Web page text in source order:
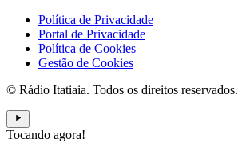
Política de Privacidade
Portal de Privacidade
Política de Cookies
Gestão de Cookies
© Rádio Itatiaia. Todos os direitos reservados.
Tocando agora!